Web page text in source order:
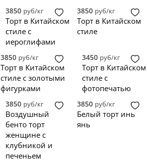
3850 руб/кг
Торт в Китайском
стиле с
иероглифами
3850 руб/кг
Торт в Китайском
стиле
3850 руб/кг
Торт в Китайском
стиле с золотыми
фигурками
3450 руб/кг
Торт в Китайском
стиле с
фотопечатью
3850 руб/кг
Воздушный
бенто торт
женщине с
клубникой и
печеньем
3850 руб/кг
Белый торт инь
янь